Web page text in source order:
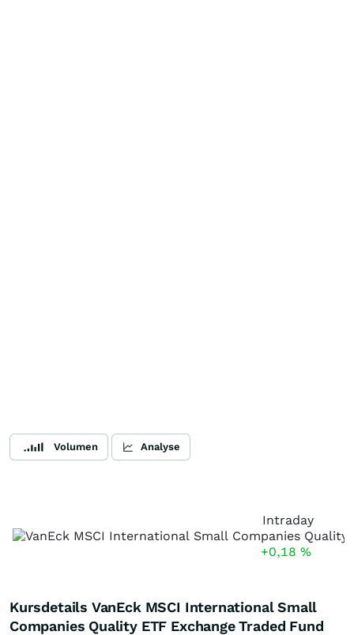
Volumen Analyse
Intraday
+0,18 %
Kursdetails VanEck MSCI International Small
Companies Quality ETF Exchange Traded Fund